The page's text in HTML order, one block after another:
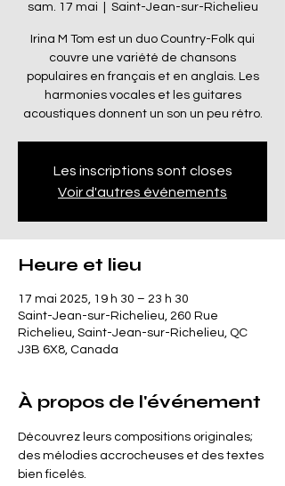
sam. 17 mai Saint-Jean-sur-Richelieu
Irina M Tom est un duo Country-Folk qui
couvre une variété de chansons
populaires en français et en anglais. Les
harmonies vocales et les guitares
acoustiques donnent un son un peu rétro.
Les inscriptions sont closes
Voir d'autres événements
Heure et lieu
17 mai 2025, 19 h 30 – 23 h 30
Saint-Jean-sur-Richelieu, 260 Rue
Richelieu, Saint-Jean-sur-Richelieu, QC
J3B 6X8, Canada
À propos de l'événement
Découvrez leurs compositions originales;
des mélodies accrocheuses et des textes
bien ficelés.